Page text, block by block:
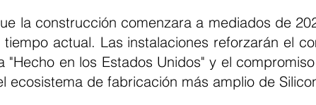
la construcción comenzara a mediados de
actual. Las instalaciones reforzarán el
"Hecho en los Estados Unidos" y el
ecosistema de fabricación más amplio de